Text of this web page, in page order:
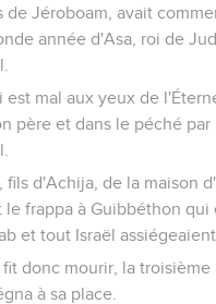
de Jéroboam, avait
année d'Asa, roi de
est mal aux yeux de
père et dans le péché
fils d'Achija, de la maison
frappa à Guibbéthon qui
et tout Israël
fit donc mourir, la
à sa place.